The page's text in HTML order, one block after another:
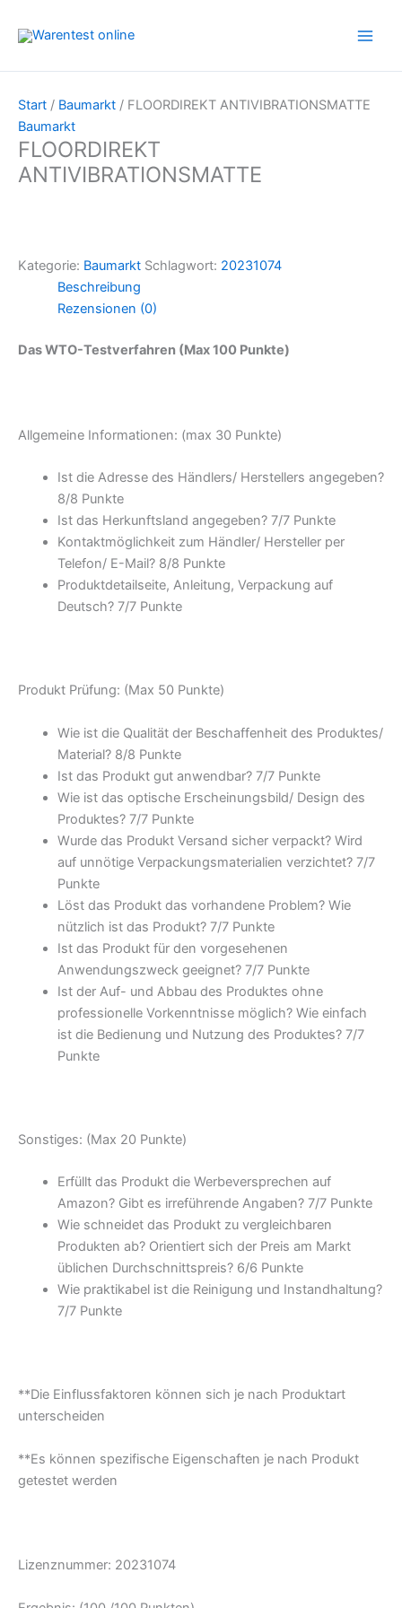
Inhalt
Start / Baumarkt / FLOORDIREKT ANTIVIBRATIONSMATTE
Baumarkt
FLOORDIREKT
ANTIVIBRATIONSMATTE
Kategorie: Baumarkt Schlagwort: 20231074
Beschreibung
Rezensionen (0)
Das WTO-Testverfahren (Max 100 Punkte)
Allgemeine Informationen: (max 30 Punkte)
Ist die Adresse des Händlers/ Herstellers angegeben?
8/8 Punkte
Ist das Herkunftsland angegeben? 7/7 Punkte
Kontaktmöglichkeit zum Händler/ Hersteller per
Telefon/ E-Mail? 8/8 Punkte
Produktdetailseite, Anleitung, Verpackung auf
Deutsch? 7/7 Punkte
Produkt Prüfung: (Max 50 Punkte)
Wie ist die Qualität der Beschaffenheit des Produktes/
Material? 8/8 Punkte
Ist das Produkt gut anwendbar? 7/7 Punkte
Wie ist das optische Erscheinungsbild/ Design des
Produktes? 7/7 Punkte
Wurde das Produkt Versand sicher verpackt? Wird
auf unnötige Verpackungsmaterialien verzichtet? 7/7
Punkte
Löst das Produkt das vorhandene Problem? Wie
nützlich ist das Produkt? 7/7 Punkte
Ist das Produkt für den vorgesehenen
Anwendungszweck geeignet? 7/7 Punkte
Ist der Auf- und Abbau des Produktes ohne
professionelle Vorkenntnisse möglich? Wie einfach
ist die Bedienung und Nutzung des Produktes? 7/7
Punkte
Sonstiges: (Max 20 Punkte)
Erfüllt das Produkt die Werbeversprechen auf
Amazon? Gibt es irreführende Angaben? 7/7 Punkte
Wie schneidet das Produkt zu vergleichbaren
Produkten ab? Orientiert sich der Preis am Markt
üblichen Durchschnittspreis? 6/6 Punkte
Wie praktikabel ist die Reinigung und Instandhaltung?
7/7 Punkte
**Die Einflussfaktoren können sich je nach Produktart
unterscheiden
**Es können spezifische Eigenschaften je nach Produkt
getestet werden
Lizenznummer: 20231074